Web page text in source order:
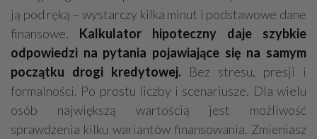
ją pod ręką – wystarczy kilka minut i podstawowe dane
finansowe. Kalkulator hipoteczny daje szybkie
odpowiedzi na pytania pojawiające się na samym
początku drogi kredytowej. Bez stresu, presji i
formalności. Po prostu liczby i scenariusze. Dla wielu
osób największą wartością jest możliwość
sprawdzenia kilku wariantów finansowania. Zmieniasz